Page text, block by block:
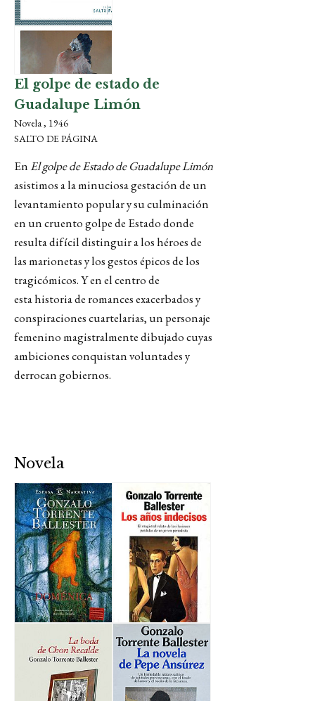
El golpe de estado de
Guadalupe Limón
Novela , 1946
SALTO DE PÁGINA
En El golpe de Estado deGuadalupe Limón
asistimos a la minuciosa gestación de un
levantamiento popular y su culminación
en un cruento golpe de Estado donde
resulta difícil distinguir a los héroes de
las marionetas y los gestos épicos de los
tragicómicos. Y en el centro de
esta historia de romances exacerbados y
conspiraciones cuartelarias, un personaje
femenino magistralmente dibujado cuyas
ambiciones conquistan voluntades y
derrocan gobiernos.
Novela